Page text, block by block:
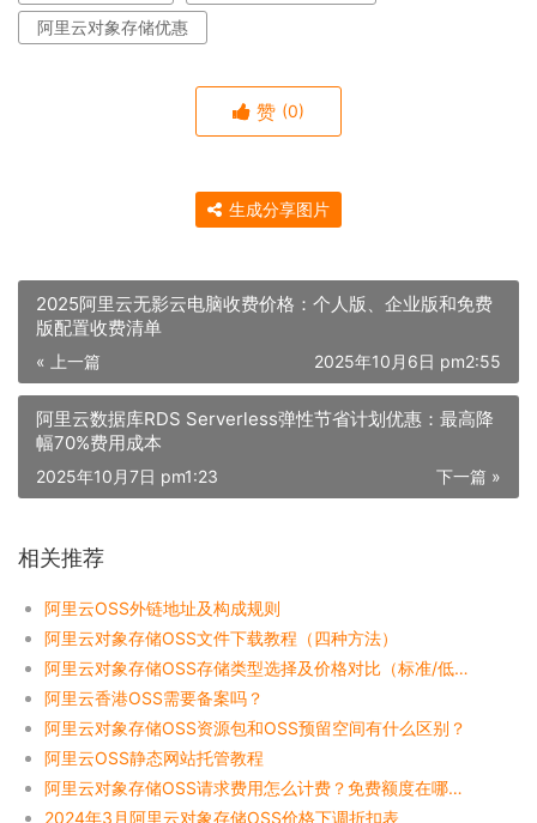
阿里云对象存储优惠
赞 (0)
生成分享图片
2025阿里云无影云电脑收费价格：个人版、企业版和免费
版配置收费清单
« 上一篇 2025年10月6日 pm2:55
阿里云数据库RDS Serverless弹性节省计划优惠：最高降
幅70%费用成本
下一篇 »
2025年10月7日 pm1:23
相关推荐
阿里云OSS外链地址及构成规则
阿里云对象存储OSS文件下载教程（四种方法）
阿里云对象存储OSS存储类型选择及价格对比（标准/低频/归档）
阿里云香港OSS需要备案吗？
阿里云对象存储OSS资源包和OSS预留空间有什么区别？
阿里云OSS静态网站托管教程
阿里云对象存储OSS请求费用怎么计费？免费额度在哪领取？
2024年3月阿里云对象存储OSS价格下调折扣表